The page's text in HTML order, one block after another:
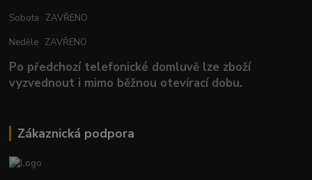
Sobota ZAVŘENO
Neděle ZAVŘENO
Po předchozí telefonické domluvě lze zboží
vyzvednout i mimo běžnou otevírací dobu.
Zákaznická podpora